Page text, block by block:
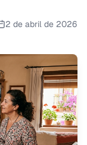
2 de abril de 2026